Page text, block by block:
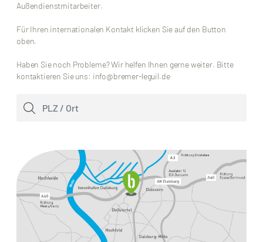
Außendienstmitarbeiter.
Für Ihren internationalen Kontakt klicken Sie auf den Button
oben.
Haben Sie noch Probleme? Wir helfen Ihnen gerne weiter. Bitte
kontaktieren Sie uns: info@bremer-leguil.de